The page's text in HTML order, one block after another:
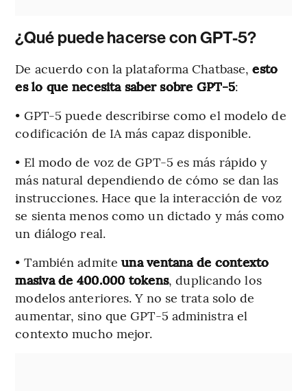
¿Qué puede hacerse con GPT-5?
De acuerdo con la plataforma Chatbase,esto
es lo que necesita saber sobre GPT-5:
• GPT-5 puede describirse como el modelo de
codificación de IA más capaz disponible.
• El modo de voz de GPT-5 es más rápido y
más natural dependiendo de cómo se dan las
instrucciones. Hace que la interacción de voz
se sienta menos como un dictado y más como
un diálogo real.
• También admiteuna ventana de contexto
masiva de 400.000 tokens, duplicando los
modelos anteriores. Y no se trata solo de
aumentar, sino que GPT-5 administra el
contexto mucho mejor.